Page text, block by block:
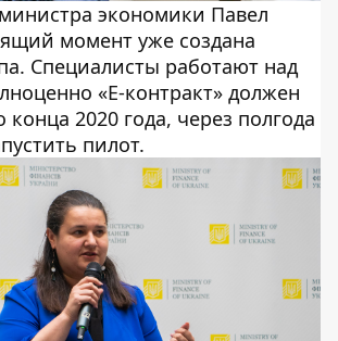
экономики Павел
момент уже создана
Специалисты работают над
«Е-контракт» должен
конца 2020 года, через полгода
пилот.